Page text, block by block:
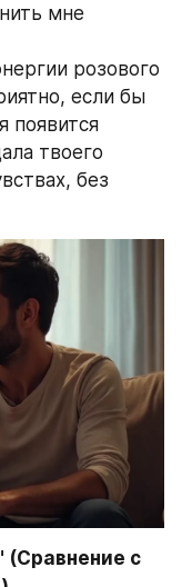
мне
розового
если бы
появится
твоего
без
(Сравнение с